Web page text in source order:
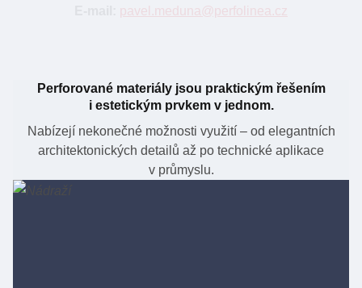
pavel.meduna@perfolinea.cz
Perforované materiály jsou praktickým řešením
i estetickým prvkem v jednom.
Nabízejí nekonečné možnosti využití – od elegantních
architektonických detailů až po technické aplikace
v průmyslu.